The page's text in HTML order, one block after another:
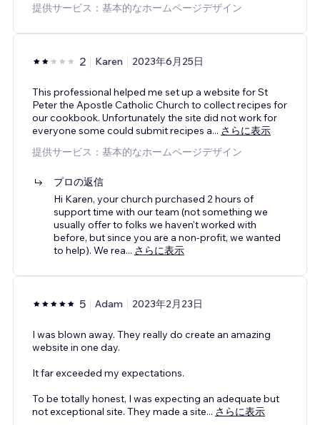
提供サービス：基本的なホームページデザイン
2 Karen 2023年6月25日
This professional helped me set up a website for St
Peter the Apostle Catholic Church to collect recipes for
our cookbook. Unfortunately the site did not work for
everyone some could submit recipes a... さらに表示
提供サービス：基本的なホームページデザイン
プロの返信
Hi Karen, your church purchased 2 hours of
support time with our team (not something we
usually offer to folks we haven't worked with
before, but since you are a non-profit, we wanted
to help). We rea... さらに表示
5 Adam 2023年2月23日
I was blown away. They really do create an amazing
website in one day.
It far exceeded my expectations.
To be totally honest, I was expecting an adequate but
not exceptional site. They made a site... さらに表示